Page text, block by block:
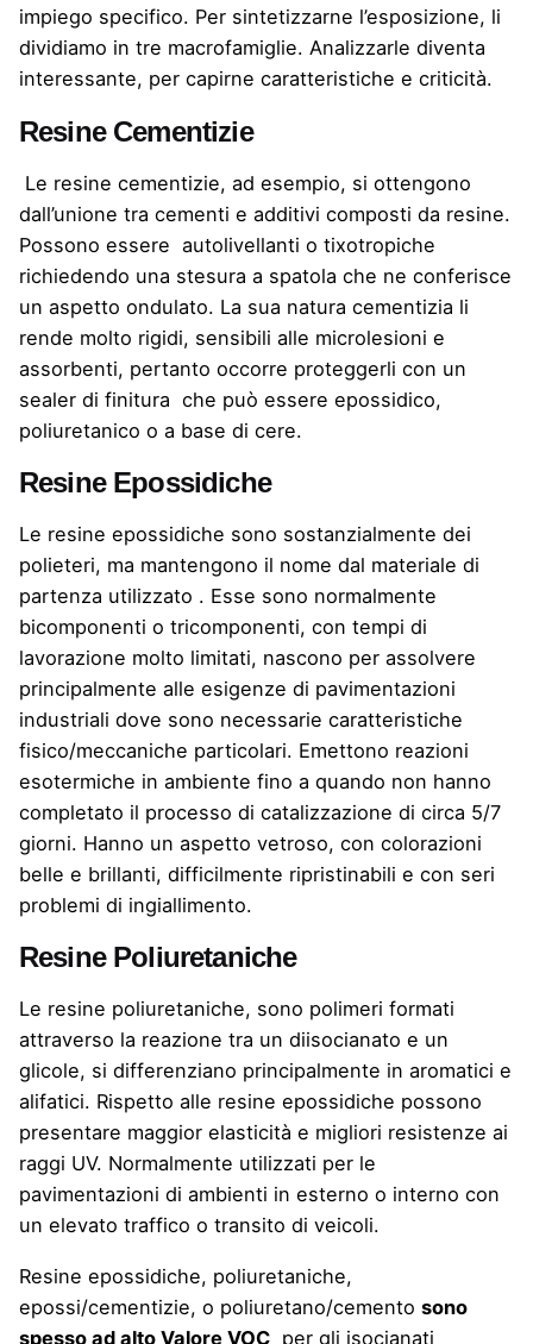
impiego specifico. Per sintetizzarne l’esposizione, li
dividiamo in tre macrofamiglie. Analizzarle diventa
interessante, per capirne caratteristiche e criticità.
Resine Cementizie
Le resine cementizie, ad esempio, si ottengono
dall’unione tra cementi e additivi composti da resine.
Possono essere autolivellanti o tixotropiche
richiedendo una stesura a spatola che ne conferisce
un aspetto ondulato. La sua natura cementizia li
rende molto rigidi, sensibili alle microlesioni e
assorbenti, pertanto occorre proteggerli con un
sealer di finitura che può essere epossidico,
poliuretanico o a base di cere.
Resine Epossidiche
Le resine epossidiche sono sostanzialmente dei
polieteri, ma mantengono il nome dal materiale di
partenza utilizzato . Esse sono normalmente
bicomponenti o tricomponenti, con tempi di
lavorazione molto limitati, nascono per assolvere
principalmente alle esigenze di pavimentazioni
industriali dove sono necessarie caratteristiche
fisico/meccaniche particolari. Emettono reazioni
esotermiche in ambiente fino a quando non hanno
completato il processo di catalizzazione di circa 5/7
giorni. Hanno un aspetto vetroso, con colorazioni
belle e brillanti, difficilmente ripristinabili e con seri
problemi di ingiallimento.
Resine Poliuretaniche
Le resine poliuretaniche, sono polimeri formati
attraverso la reazione tra un diisocianato e un
glicole, si differenziano principalmente in aromatici e
alifatici. Rispetto alle resine epossidiche possono
presentare maggior elasticità e migliori resistenze ai
raggi UV. Normalmente utilizzati per le
pavimentazioni di ambienti in esterno o interno con
un elevato traffico o transito di veicoli.
Resine epossidiche, poliuretaniche,
epossi/cementizie, o poliuretano/cemento sono
spesso ad alto Valore VOC per gli isocianati